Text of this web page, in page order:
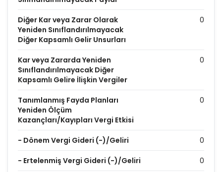
Diğer Kar veya Zarar Olarak
Yeniden Sınıflandırılmayacak
Diğer Kapsamlı Gelir Unsurları
0
Kar veya Zararda Yeniden
Sınıflandırılmayacak Diğer
Kapsamlı Gelire İlişkin Vergiler
0
Tanımlanmış Fayda Planları
Yeniden Ölçüm
Kazançları/Kayıpları Vergi Etkisi
0
- Dönem Vergi Gideri (-)/Geliri 0
- Ertelenmiş Vergi Gideri (-)/Geliri 0